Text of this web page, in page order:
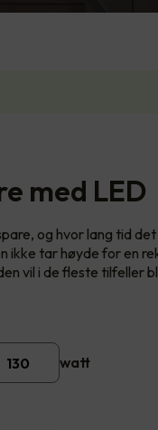
med LED
og hvor lang tid
ikke tar høyde for en
vil i de fleste tilfeller
watt